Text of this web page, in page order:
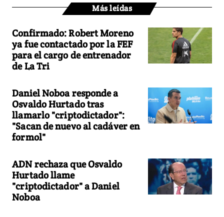
Más leídas
Confirmado: Robert Moreno
ya fue contactado por la FEF
para el cargo de entrenador
de La Tri
Daniel Noboa responde a
Osvaldo Hurtado tras
llamarlo "criptodictador":
"Sacan de nuevo al cadáver en
formol"
ADN rechaza que Osvaldo
Hurtado llame
"criptodictador" a Daniel
Noboa